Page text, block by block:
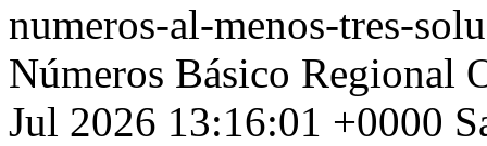
numeros-al-menos-tres-
Números Básico Regional
Jul 2026 13:16:01 +0000